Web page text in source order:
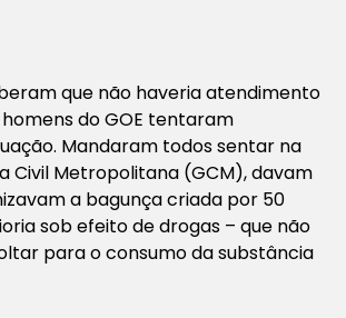
que não haveria atendimento
do GOE tentaram
Mandaram todos sentar na
Civil Metropolitana (GCM), davam
a bagunça criada por 50
sob efeito de drogas – que não
para o consumo da substância